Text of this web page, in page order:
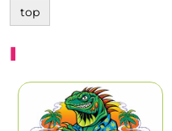
top
I